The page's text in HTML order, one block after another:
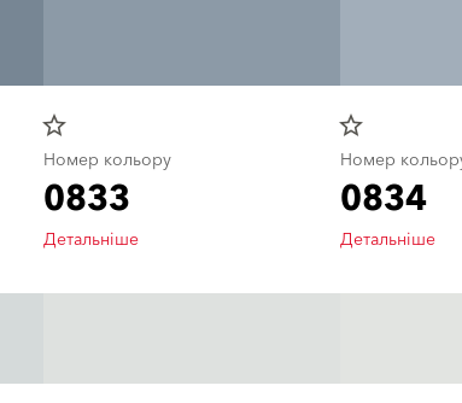
star_border
Номер кольору
0833
Детальніше
star_border
Номер
0834
Детальніше